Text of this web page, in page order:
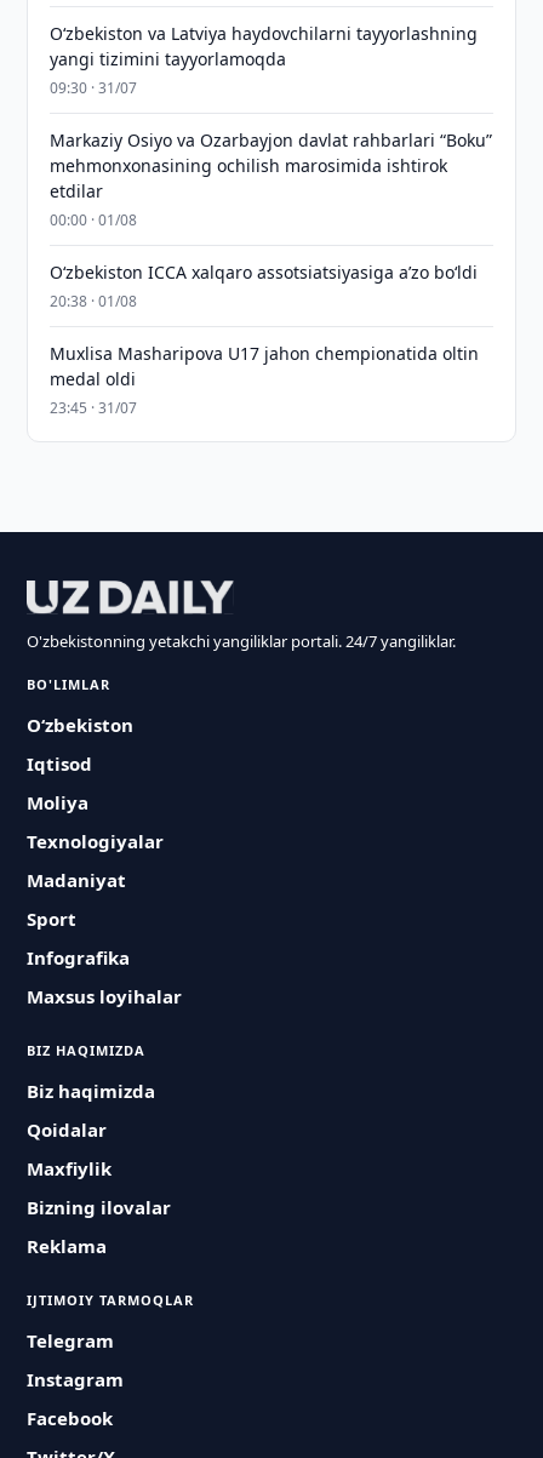
Oʻzbekiston va Latviya haydovchilarni tayyorlashning
yangi tizimini tayyorlamoqda
09:30 · 31/07
Markaziy Osiyo va Ozarbayjon davlat rahbarlari “Boku”
mehmonxonasining ochilish marosimida ishtirok
etdilar
00:00 · 01/08
O‘zbekiston ICCA xalqaro assotsiatsiyasiga aʼzo bo‘ldi
20:38 · 01/08
Muxlisa Masharipova U17 jahon chempionatida oltin
medal oldi
23:45 · 31/07
O'zbekistonning yetakchi yangiliklar portali. 24/7 yangiliklar.
BO'LIMLAR
O‘zbekiston
Iqtisod
Moliya
Texnologiyalar
Madaniyat
Sport
Infografika
Maxsus loyihalar
BIZ HAQIMIZDA
Biz haqimizda
Qoidalar
Maxfiylik
Bizning ilovalar
Reklama
IJTIMOIY TARMOQLAR
Telegram
Instagram
Facebook